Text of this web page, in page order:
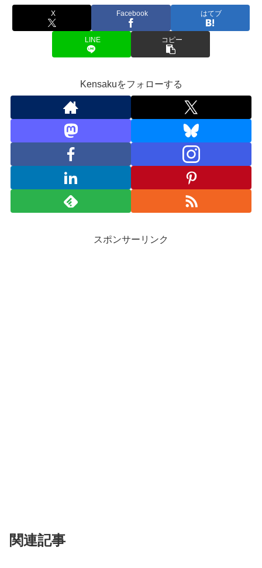
X Facebook はてブ
LINE コピー
Kensakuをフォローする
スポンサーリンク
関連記事